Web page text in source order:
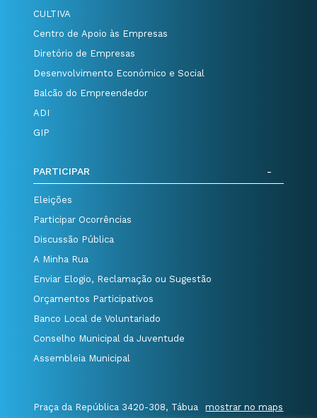
CULTIVA
Centro de Apoio às Empresas
Diretório de Empresas
Desenvolvimento Económico e Social
Balcão do Empreendedor
ADI
GIP
PARTICIPAR
Eleições
Participar Ocorrências
Discussão Pública
A Minha Rua
Enviar Elogio, Reclamação ou Sugestão
Orçamentos Participativos
Banco Local de Voluntariado
Conselho Municipal da Juventude
Assembleia Municipal
Praça da República 3420-308, Tábua mostrar no maps